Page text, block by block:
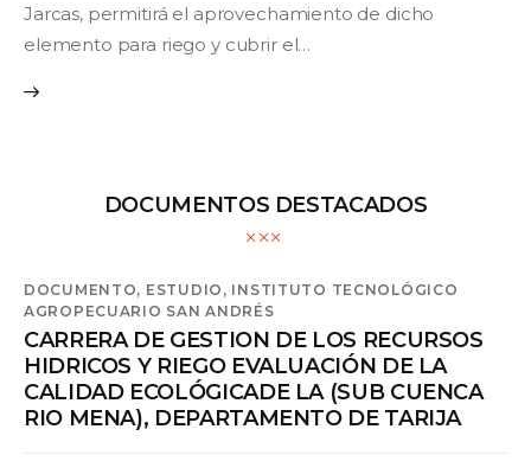
Jarcas, permitirá el aprovechamiento de dicho
elemento para riego y cubrir el…
DOCUMENTOS DESTACADOS
DOCUMENTO, ESTUDIO, INSTITUTO TECNOLÓGICO
AGROPECUARIO SAN ANDRÉS
CARRERA DE GESTION DE LOS RECURSOS
HIDRICOS Y RIEGO EVALUACIÓN DE LA
CALIDAD ECOLÓGICADE LA (SUB CUENCA
RIO MENA), DEPARTAMENTO DE TARIJA